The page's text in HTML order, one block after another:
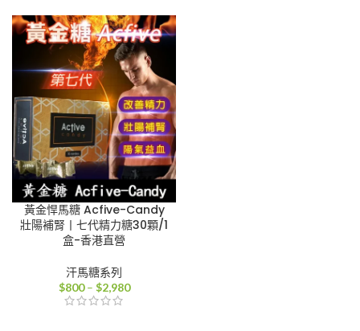
圍：
$800
到
$1,550
黃金悍馬糖 Acfive-Candy
壯陽補腎丨七代精力糖30顆/1
盒-香港直營
汗馬糖系列
$800 – $2,980價